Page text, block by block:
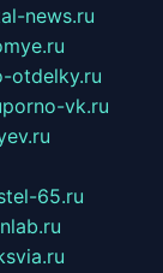
news.ru
otdelky.ru
porno-vk.ru
65.ru